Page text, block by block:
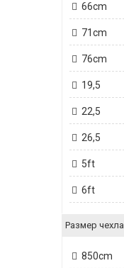
66cm
71cm
76cm
19,5
22,5
26,5
5ft
6ft
Размер чехла
850cm